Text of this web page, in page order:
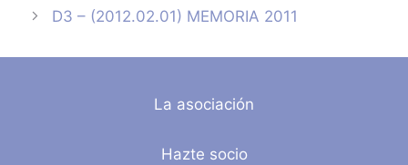
D3 – (2012.02.01) MEMORIA 2011
La asociación
Hazte socio